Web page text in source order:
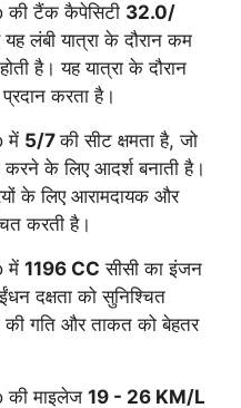
टैंक कैपेसिटी 32.0/
लंबी यात्रा के दौरान कम
है। यह यात्रा के दौरान
करता है।
में 5/7की सीट क्षमता है, जो
करने के लिए आदर्श बनाती है।
के लिए आरामदायक और
करती है।
में 1196 CC सीसी का इंजन
दक्षता को सुनिश्चित
गति और ताकत को बेहतर
माइलेज 19 - 26 KM/L